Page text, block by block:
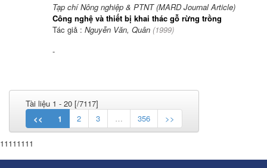
Tạp chí Nông nghiệp & PTNT (MARD Journal Article)
Công nghệ và thiết bị khai thác gỗ rừng trồng
Tác giả : Nguyễn Văn, Quân (1999)
-
Tài liệu 1 - 20 [/7117]
<<
1 2 3 … 356 >>
11111111